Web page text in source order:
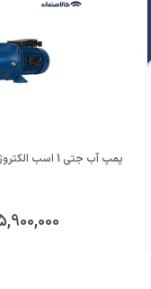
پمپ آب جتی 1 اسب الکتروژن مدل CAM 100